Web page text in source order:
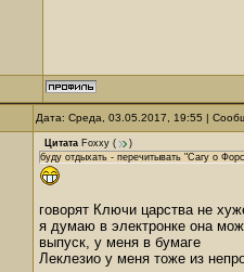
Дата: Среда, 03.05.2017, 19:55 |
Цитата Foxxy (
)
буду отдыхать - перечитывать "Сагу о
говорят Ключи царства не
я думаю в электронке она
выпуск, у меня в бумаге
Леклезио у меня тоже из